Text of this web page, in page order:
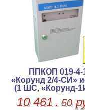
ППКОП 019-4-
«Корунд 2/4-СИ»
(1 ШС, «Корунд-
10 461 . 50